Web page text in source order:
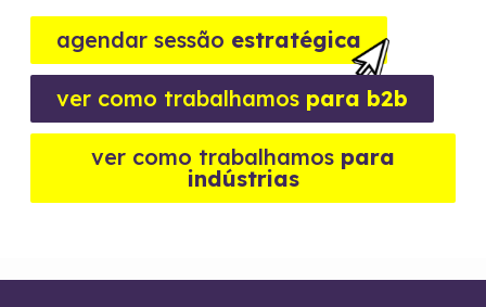
agendar sessão estratégica
ver como trabalhamos para b2b
ver como trabalhamos para
indústrias